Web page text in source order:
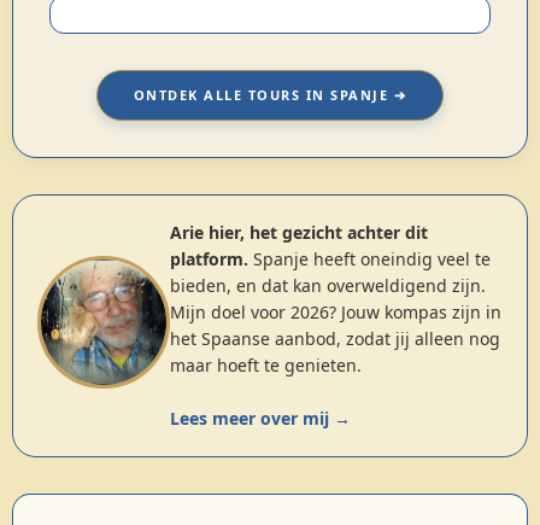
ONTDEK ALLE TOURS IN SPANJE ➔
Arie hier, het gezicht achter dit
platform. Spanje heeft oneindig veel te
bieden, en dat kan overweldigend zijn.
Mijn doel voor 2026? Jouw kompas zijn in
het Spaanse aanbod, zodat jij alleen nog
maar hoeft te genieten.
Lees meer over mij →